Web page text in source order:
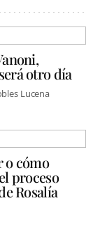
otro día
Lucena
o cómo
proceso
Rosalía